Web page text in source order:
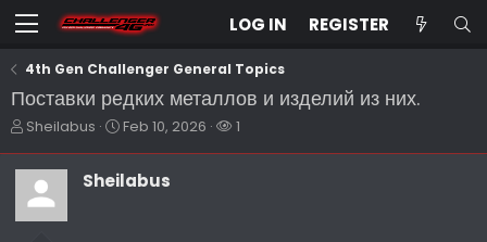
LOG IN REGISTER
4th Gen Challenger General Topics
Поставки редких металлов и изделий из них.
T
r
a
d
Sheilabus
S
r
Feb 10, 2026
W1
Sheilabus